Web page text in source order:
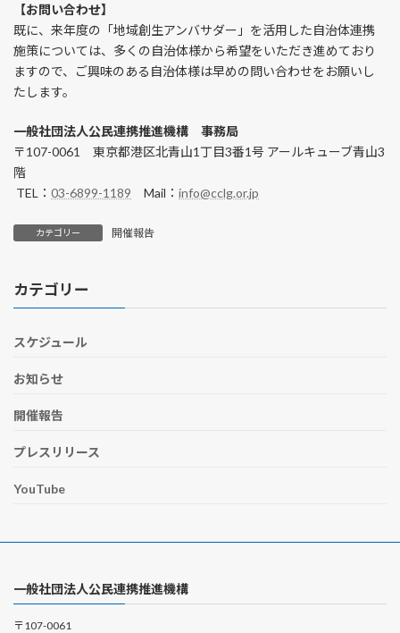
【お問い合わせ】
既に、来年度の「地域創生アンバサダー」を活用した自治体連携
施策については、多くの自治体様から希望をいただき進めており
ますので、ご興味のある自治体様は早めの問い合わせをお願いし
たします。
一般社団法人公民連携推進機構 事務局
〒107-0061 東京都港区北青山1丁目3番1号 アールキューブ青山3
階
TEL： 03-6899-1189 Mail： info@cclg.or.jp
カテゴリー 開催報告
カテゴリー
スケジュール
お知らせ
開催報告
プレスリリース
YouTube
一般社団法人公民連携推進機構
〒107-0061